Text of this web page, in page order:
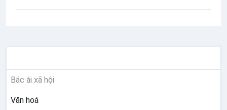
Bác ái xã hội
Văn hoá